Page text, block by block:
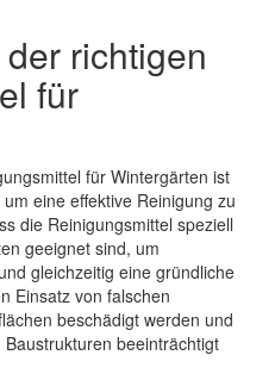
richtigen
für
für Wintergärten ist
eine effektive Reinigung zu
die Reinigungsmittel speziell
geeignet sind, um
gleichzeitig eine gründliche
Einsatz von falschen
beschädigt werden und
beeinträchtigt